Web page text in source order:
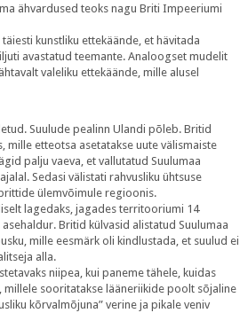
ähvardused teoks nagu Briti Impeeriumi
kunstliku ettekäände, et hävitada
avastatud teemante. Analoogset mudelit
valeliku ettekäände, mille alusel
Suulude pealinn Ulandi põleb. Britid
mille etteotsa asetatakse uute välismaiste
palju vaeva, et vallutatud Suulumaa
Sedasi välistati rahvusliku ühtsuse
ülemvõimule regioonis.
lagedaks, jagades territooriumi 14
Britid külvasid alistatud Suulumaa
mille eesmärk oli kindlustada, et suulud ei
alla.
niipea, kui paneme tähele, kuidas
millele sooritatakse lääneriikide poolt sõjaline
kõrvalmõjuna” verine ja pikale veniv